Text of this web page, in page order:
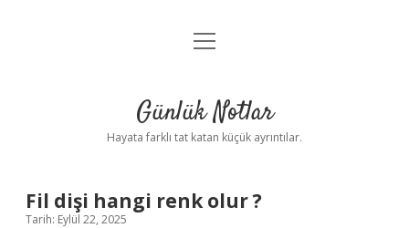
Anasayfa
Yasal Uyarı
menüyü
Günlük Notlar
Hayata farklı tat katan küçük ayrıntılar.
Fil dişi hangi renk olur ?
Tarih: Eylül 22, 2025